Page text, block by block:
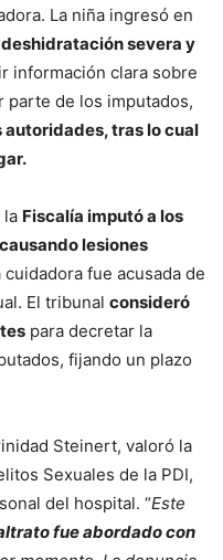
La niña ingresó en
deshidratación severa y
información clara sobre
parte de los imputados,
tras lo cual
la Fiscalía imputó a los
lesiones
cuidadora fue acusada de
El tribunal consideró
para decretar la
fijando un plazo
Steinert, valoró la
Sexuales de la PDI,
del hospital. “Este
fue abordado con